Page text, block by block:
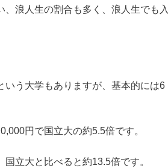
浪人生の割合も多く、浪人生でも入
いう大学もありますが、基本的には6
円で国立大の約5.5倍です。
立大と比べると約13.5倍です。